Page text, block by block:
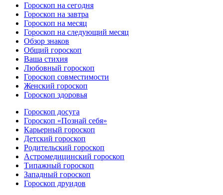
Гороскоп на сегодня
Гороскоп на завтра
Гороскоп на месяц
Гороскоп на следующий месяц
Обзор знаков
Общий гороскоп
Ваша стихия
Любовный гороскоп
Гороскоп совместимости
Женский гороскоп
Гороскоп здоровья
Гороскоп досуга
Гороскоп «Познай себя»
Карьерный гороскоп
Детский гороскоп
Родительский гороскоп
Астромедицинский гороскоп
Типажный гороскоп
Западный гороскоп
Гороскоп друидов